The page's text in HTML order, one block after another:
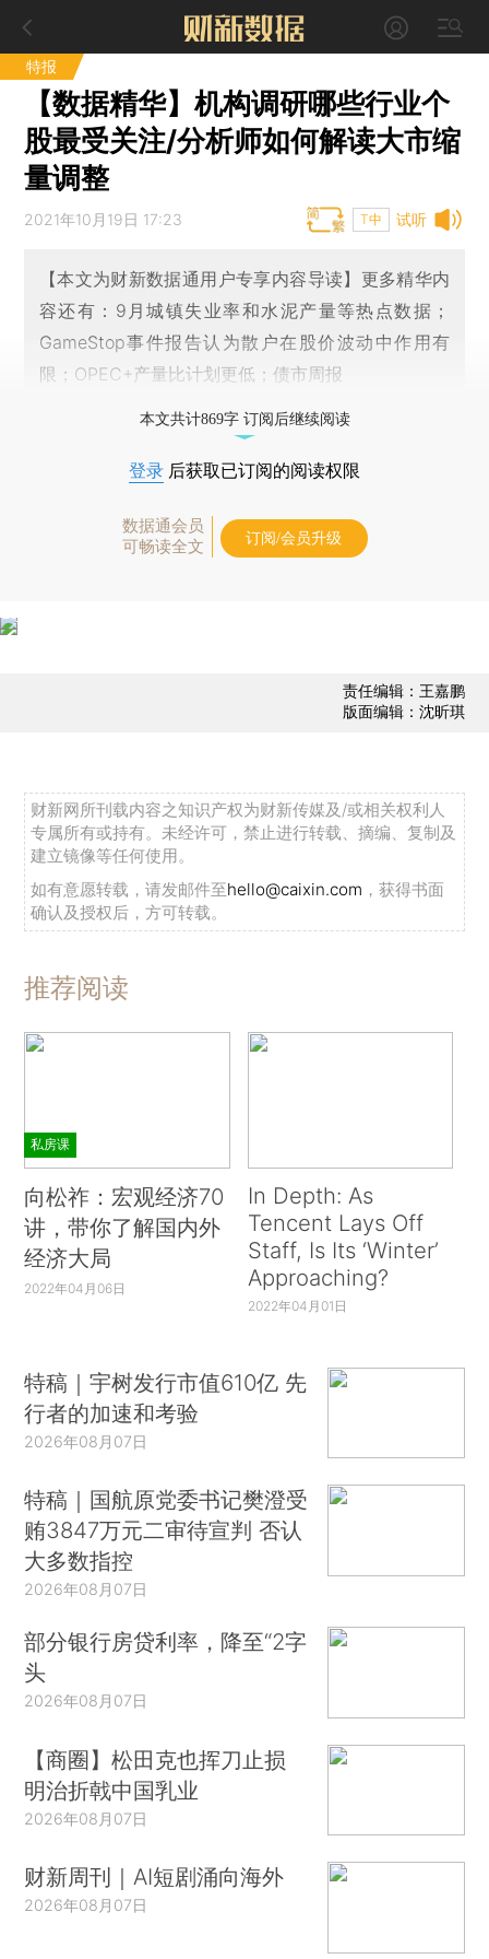
特报
【数据精华】机构调研哪些行业个
股最受关注/分析师如何解读大市缩
量调整
试听
2021年10月19日 17:23 T中
【本文为财新数据通用户专享内容导读】更多精华内
容还有：9月城镇失业率和水泥产量等热点数据；
GameStop事件报告认为散户在股价波动中作用有
限；OPEC+产量比计划更低；债市周报
本文共计869字 订阅后继续阅读
登录 后获取已订阅的阅读权限
数据通会员
可畅读全文
订阅/会员升级
责任编辑：王嘉鹏
版面编辑：沈昕琪
财新网所刊载内容之知识产权为财新传媒及/或相关权利人
专属所有或持有。未经许可，禁止进行转载、摘编、复制及
建立镜像等任何使用。
如有意愿转载，请发邮件至hello@caixin.com ，获得书面
确认及授权后，方可转载。
推荐阅读
私房课
向松祚：宏观经济70
讲，带你了解国内外
经济大局
2022年04月06日
In Depth: As
Tencent Lays Off
Staff, Is Its ‘Winter’
Approaching?
2022年04月01日
特稿｜宇树发行市值610亿 先
行者的加速和考验
2026年08月07日
特稿｜国航原党委书记樊澄受
贿3847万元二审待宣判 否认
大多数指控
2026年08月07日
部分银行房贷利率，降至“2字
头
2026年08月07日
【商圈】松田克也挥刀止损
明治折戟中国乳业
2026年08月07日
财新周刊｜AI短剧涌向海外
2026年08月07日